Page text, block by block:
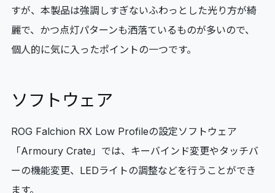
すが、本製品は強調しすぎないふわっとした光り方が綺
麗で、かつ点灯パターンも洒落ているものが多いので、
個人的に気に入ったポイントの一つです。
ソフトウェア
ROG Falchion RX Low Profileの設定ソフトウェア
「Armoury Crate」では、キーバインド変更やタッチバ
ーの機能変更、LEDライトの調整などを行うことができ
ます。